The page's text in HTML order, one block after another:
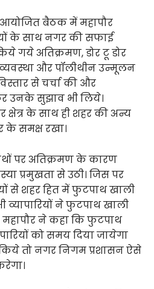
बैठक में महापौर
के साथ नगर की सफाई
गये अतिक्रमण, डोर टू डोर
और पॉलीथीन उन्मूलन
से चर्चा की और
उनके सुझाव भी लिये।
क्षेत्र के साथ ही शहर की अन्य
के समक्ष रखा।
पर अतिक्रमण के कारण
प्रमुखता से उठी। जिस पर
से शहर हित में फुटपाथ खाली
ने फुटपाथ खाली
ने कहा कि फुटपाथ
को समय दिया जायेगा
तो नगर निगम प्रशासन ऐसे